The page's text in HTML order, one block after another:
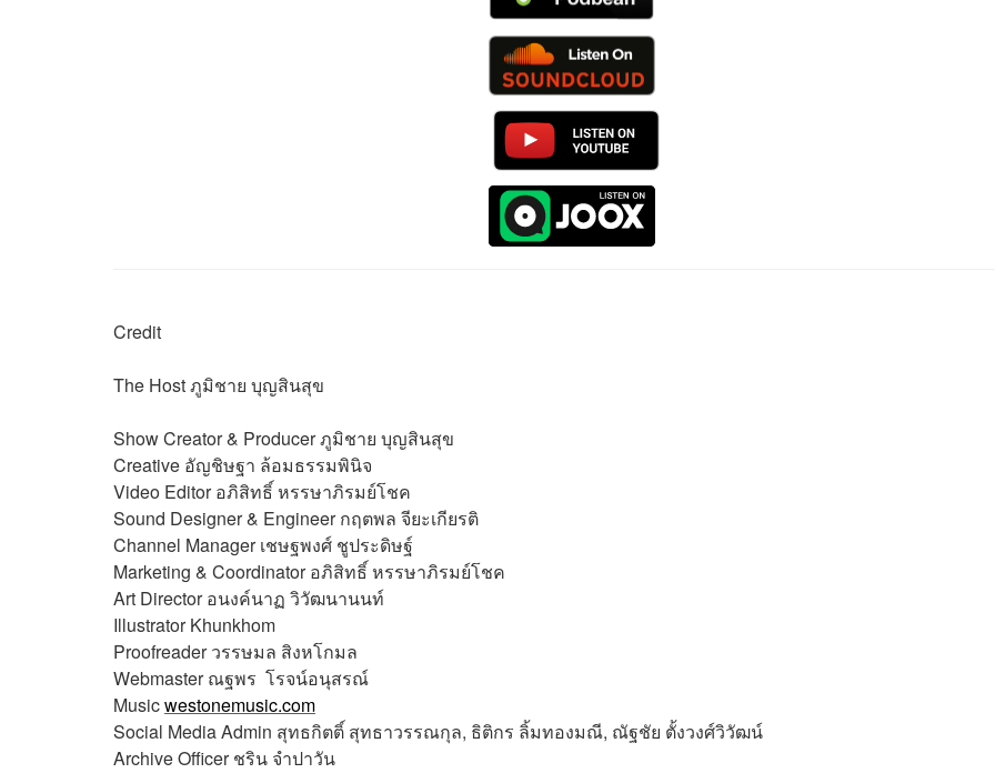
Credit
The Hostภูมิชาย บุญสินสุข
Show Creator & Producerภูมิชาย บุญสินสุข
Creative อัญชิษฐา ล้อมธรรมพินิจ
Video Editorอภิสิทธิ์​ หรรษาภิรมย์โชค
Sound Designer & Engineerกฤตพล จียะเกียรติ
Channel Managerเชษฐพงศ์ ชูประดิษฐ์
Marketing & Coordinatorอภิสิทธิ์​ หรรษาภิรมย์โชค
Art Directorอนงค์นาฏ วิวัฒนานนท์
IllustratorKhunkhom
Proofreaderวรรษมล สิงหโกมล
Webmaster ณฐพร โรจน์อนุสรณ์
Musicwestonemusic.com
Social Media Admin สุทธกิตติ์​ สุทธาวรรณกุล, ธิติกร ลิ้มทองมณี, ณัฐชัย ตั้งวงศ์วิวัฒน์
Archive Officerชริน จำปาวัน